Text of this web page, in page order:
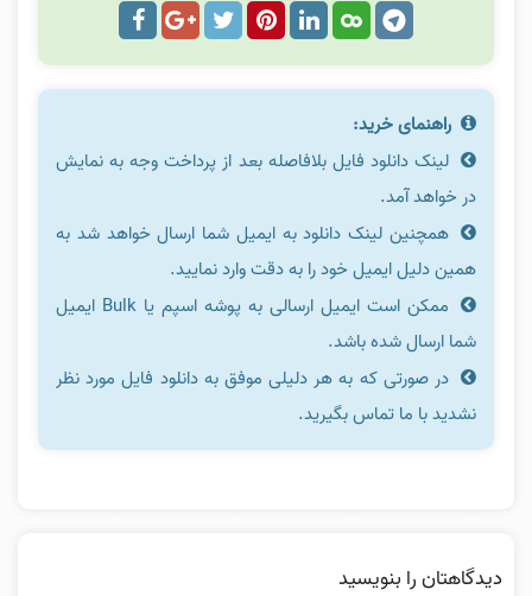
راهنمای خرید:
لینک دانلود فایل بلافاصله بعد از پرداخت وجه به نمایش
در خواهد آمد.
همچنین لینک دانلود به ایمیل شما ارسال خواهد شد به
همین دلیل ایمیل خود را به دقت وارد نمایید.
ممکن است ایمیل ارسالی به پوشه اسپم یا Bulk ایمیل
شما ارسال شده باشد.
در صورتی که به هر دلیلی موفق به دانلود فایل مورد نظر
نشدید با ما تماس بگیرید.
دیدگاهتان را بنویسید